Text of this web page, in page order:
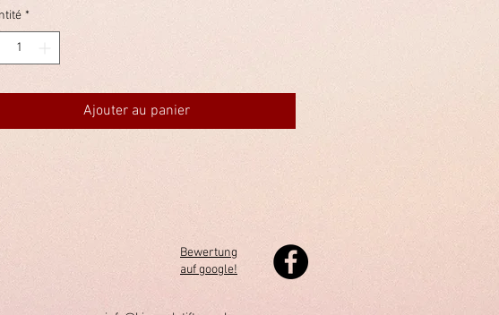
*
Ajouter au panier
Bewertung
auf google!